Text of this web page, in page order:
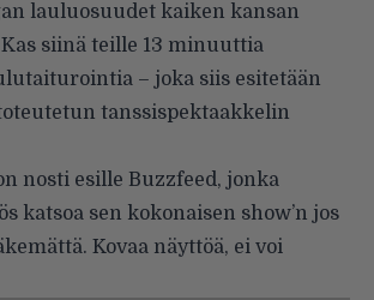
lauluosuudet kaiken kansan
siinä teille 13 minuuttia
– joka siis esitetään
tanssispektaakkelin
nosti esille Buzzfeed, jonka
katsoa sen kokonaisen show’n jos
Kovaa näyttöä, ei voi